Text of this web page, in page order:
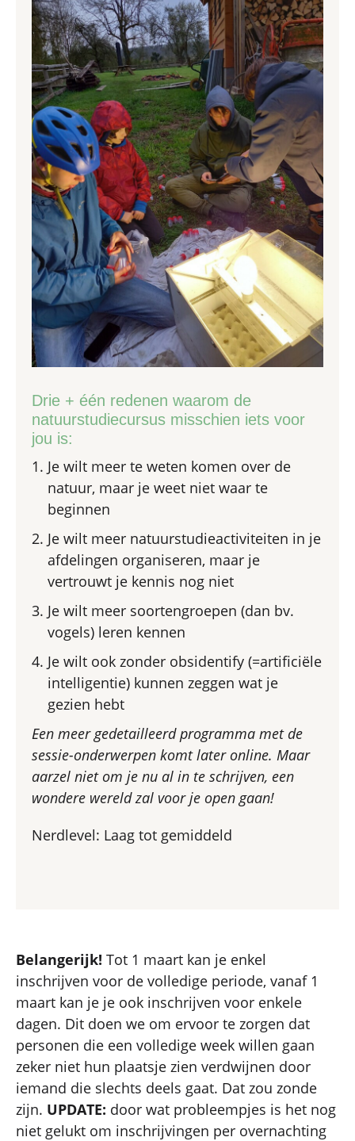
Drie + één redenen waarom de
natuurstudiecursus misschien iets voor
jou is:
Je wilt meer te weten komen over de
natuur, maar je weet niet waar te
beginnen
Je wilt meer natuurstudieactiviteiten in je
afdelingen organiseren, maar je
vertrouwt je kennis nog niet
Je wilt meer soortengroepen (dan bv.
vogels) leren kennen
Je wilt ook zonder obsidentify (=artificiële
intelligentie) kunnen zeggen wat je
gezien hebt
Een meer gedetailleerd programma met de
sessie-onderwerpen komt later online. Maar
aarzel niet om je nu al in te schrijven, een
wondere wereld zal voor je open gaan!
Nerdlevel: Laag tot gemiddeld
Belangerijk! Tot 1 maart kan je enkel
inschrijven voor de volledige periode, vanaf 1
maart kan je je ook inschrijven voor enkele
dagen. Dit doen we om ervoor te zorgen dat
personen die een volledige week willen gaan
zeker niet hun plaatsje zien verdwijnen door
iemand die slechts deels gaat. Dat zou zonde
zijn. UPDATE: door wat probleempjes is het nog
niet gelukt om inschrijvingen per overnachting